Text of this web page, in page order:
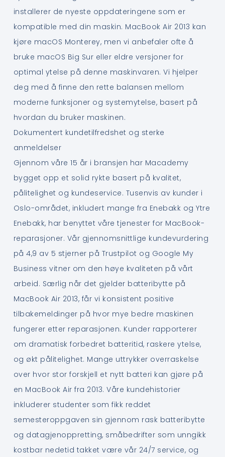
installerer de nyeste oppdateringene som er
kompatible med din maskin. MacBook Air 2013 kan
kjøre macOS Monterey, men vi anbefaler ofte å
bruke macOS Big Sur eller eldre versjoner for
optimal ytelse på denne maskinvaren. Vi hjelper
deg med å finne den rette balansen mellom
moderne funksjoner og systemytelse, basert på
hvordan du bruker maskinen.
Dokumentert kundetilfredshet og sterke
anmeldelser
Gjennom våre 15 år i bransjen har Macademy
bygget opp et solid rykte basert på kvalitet,
pålitelighet og kundeservice. Tusenvis av kunder i
Oslo-området, inkludert mange fra Enebakk og Ytre
Enebakk, har benyttet våre tjenester for MacBook-
reparasjoner. Vår gjennomsnittlige kundevurdering
på 4,9 av 5 stjerner på Trustpilot og Google My
Business vitner om den høye kvaliteten på vårt
arbeid. Særlig når det gjelder batteribytte på
MacBook Air 2013, får vi konsistent positive
tilbakemeldinger på hvor mye bedre maskinen
fungerer etter reparasjonen. Kunder rapporterer
om dramatisk forbedret batteritid, raskere ytelse,
og økt pålitelighet. Mange uttrykker overraskelse
over hvor stor forskjell et nytt batteri kan gjøre på
en MacBook Air fra 2013. Våre kundehistorier
inkluderer studenter som fikk reddet
semesteroppgaven sin gjennom rask batteribytte
og datagjenoppretting, småbedrifter som unngikk
kostbar nedetid takket være vår 24/7 service, og